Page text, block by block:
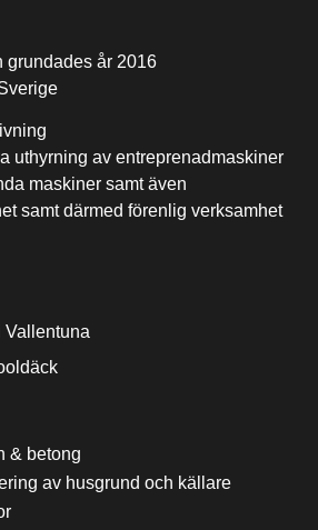
grundades år 2016
uthyrning av entreprenadmaskiner
maskiner samt även
samt därmed förenlig verksamhet
Vallentuna
& betong
av husgrund och källare